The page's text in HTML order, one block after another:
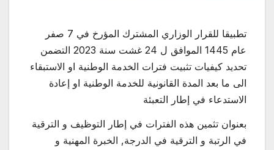
تطبيقا للقرار الوزاري المشترك المؤرخ في 7 صفر
عام 1445 الموافق ل 24 غشت سنة 2023 التضمن
تحديد كيفيات تثبيت فترات الخدمة الوطنية او الاستبقاء
الى ما بعد المدة القانونية للخدمة الوطنية او إعادة
الاستدعاء في إطار التعبئة
بعنوان تثمين هذه الفترات في إطار التوظيف و الترقية
في الرتبة و الترقية في الدرجة, الخبرة المهنية و